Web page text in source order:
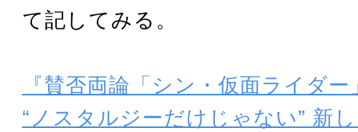
て記してみる。
『賛否両論「シン・仮面ライダ
“ノスタルジーだけじゃない” 新